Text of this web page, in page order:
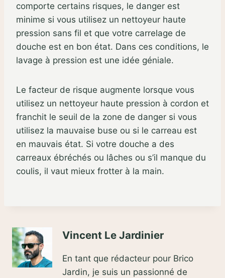
comporte certains risques, le danger est
minime si vous utilisez un nettoyeur haute
pression sans fil et que votre carrelage de
douche est en bon état. Dans ces conditions, le
lavage à pression est une idée géniale.
Le facteur de risque augmente lorsque vous
utilisez un nettoyeur haute pression à cordon et
franchit le seuil de la zone de danger si vous
utilisez la mauvaise buse ou si le carreau est
en mauvais état. Si votre douche a des
carreaux ébréchés ou lâches ou s’il manque du
coulis, il vaut mieux frotter à la main.
Vincent Le Jardinier
En tant que rédacteur pour Brico
Jardin, je suis un passionné de